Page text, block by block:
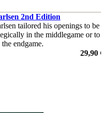
2nd Edition
tailored his openings to be
in the middlegame or to
endgame.
Mihail Marin, Oliver Reeh,
29,90 €